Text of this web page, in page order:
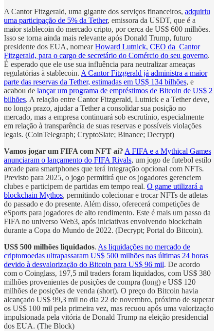
A Cantor Fitzgerald, uma gigante dos serviços financeiros, adquiriu
uma participação de 5% da Tether, emissora da USDT, que é a
maior stablecoin do mercado cripto, por cerca de US$ 600 milhões.
Isso se torna ainda mais relevante após Donald Trump, futuro
presidente dos EUA, nomearHoward Lutnick, CEO da Cantor
Fitzgerald, para o cargo de secretário do Comércio do seu governo.
É esperado que ele use sua influência para neutralizar ameaças
regulatórias à stablecoin. A Cantor Fitzgerald já administra a maior
parte das reservas da Tether, estimadas em US$ 134 bilhões, e
acabou de lançar um programa de empréstimos de Bitcoin de US$ 2
bilhões. A relação entre Cantor Fitzgerald, Lutnick e a Tether deve,
no longo prazo, ajudar a Tether a consolidar sua posição no
mercado, mas a empresa continuará sob escrutínio, especialmente
em relação à transparência de suas reservas e possíveis violações
legais. (CoinTelegraph; CryptoSlate; Binance; Decrypt)
Vamos jogar um FIFA com NFT aí? A FIFA e a Mythical Games
anunciaram o lançamento do FIFA Rivals, um jogo de futebol estilo
arcade para smartphones que terá integração opcional com NFTs.
Previsto para 2025, o jogo permitirá que os jogadores gerenciem
clubes e participem de partidas em tempo real. O game utilizará a
blockchain Mythos, permitindo colecionar e trocar NFTs de atletas
do passado e do presente. Além disso, oferecerá competições de
eSports para jogadores de alto rendimento. Este é mais um passo da
FIFA no universo Web3, após iniciativas envolvendo blockchain
durante a Copa do Mundo de 2022. (Decrypt; Portal do Bitcoin).
US$ 500 milhões liquidados. As liquidações no mercado de
criptomoedas ultrapassaram US$ 500 milhões nas últimas 24 horas
devido à desvalorização do Bitcoin para US$ 96 mil. De acordo
com o Coinglass, 197,5 mil traders foram liquidados, com US$ 380
milhões provenientes de posições de compra (long) e US$ 120
milhões de posições de venda (short). O preço do Bitcoin havia
alcançado US$ 99,3 mil no dia 22 de novembro, próximo de superar
os US$ 100 mil pela primeira vez, mas recuou após uma valorização
impulsionada pela vitória de Donald Trump na eleição presidencial
dos EUA. (The Block)